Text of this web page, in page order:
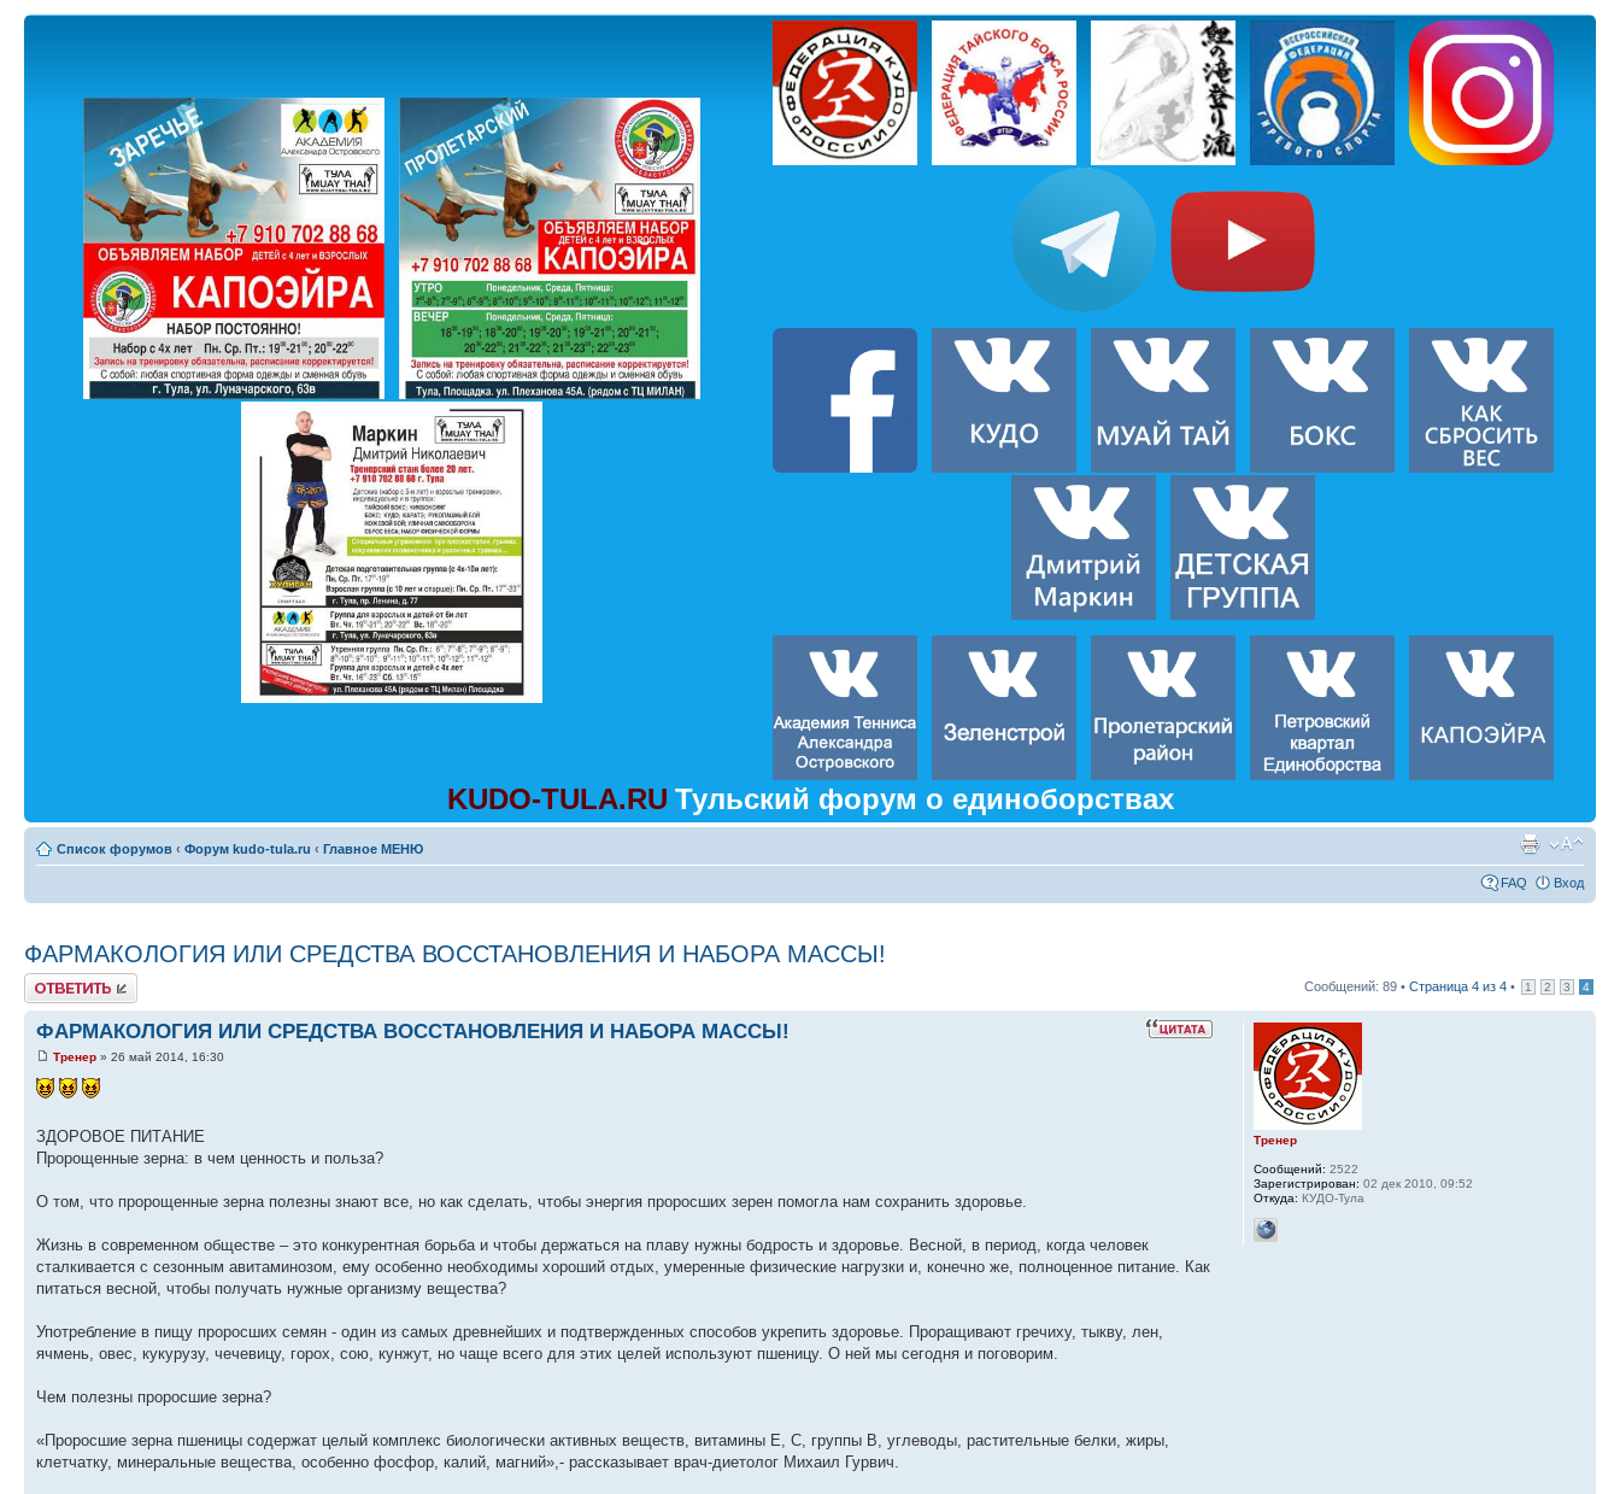
KUDO-TULA.RU Тульский форум о единоборствах
Список форумов ‹ Форум kudo-tula.ru ‹ Главное МЕНЮ
FAQ Вход
ФАРМАКОЛОГИЯ ИЛИ СРЕДСТВА ВОССТАНОВЛЕНИЯ И НАБОРА МАССЫ!
Ответить Сообщений: 89 • Страница 4 из 4 • 1 2 3 4
ФАРМАКОЛОГИЯ ИЛИ СРЕДСТВА ВОССТАНОВЛЕНИЯ И НАБОРА МАССЫ!
Тренер » 26 май 2014, 16:30
ЗДОРОВОЕ ПИТАНИЕ
Пророщенные зерна: в чем ценность и польза?
О том, что пророщенные зерна полезны знают все, но как сделать, чтобы энергия проросших зерен помогла нам сохранить здоровье.
Жизнь в современном обществе – это конкурентная борьба и чтобы держаться на плаву нужны бодрость и здоровье. Весной, в период, когда человек
сталкивается с сезонным авитаминозом, ему особенно необходимы хороший отдых, умеренные физические нагрузки и, конечно же, полноценное питание. Как
питаться весной, чтобы получать нужные организму вещества?
Употребление в пищу проросших семян - один из самых древнейших и подтвержденных способов укрепить здоровье. Проращивают гречиху, тыкву, лен,
ячмень, овес, кукурузу, чечевицу, горох, сою, кунжут, но чаще всего для этих целей используют пшеницу. О ней мы сегодня и поговорим.
Чем полезны проросшие зерна?
«Проросшие зерна пшеницы содержат целый комплекс биологически активных веществ, витамины Е, С, группы В, углеводы, растительные белки, жиры,
клетчатку, минеральные вещества, особенно фосфор, калий, магний»,- рассказывает врач-диетолог Михаил Гурвич.
Тренер
Сообщений: 2522
Зарегистрирован: 02 дек 2010, 09:52
Откуда: КУДО-Тула